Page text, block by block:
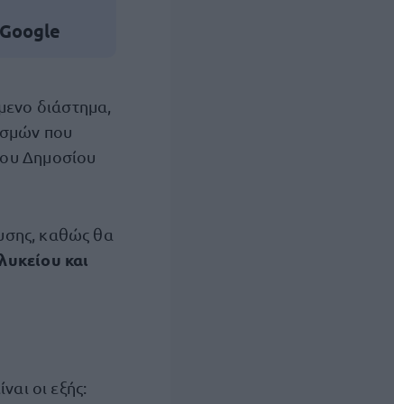
διάστημα,
που
Δημοσίου
καθώς θα
και
οι εξής: